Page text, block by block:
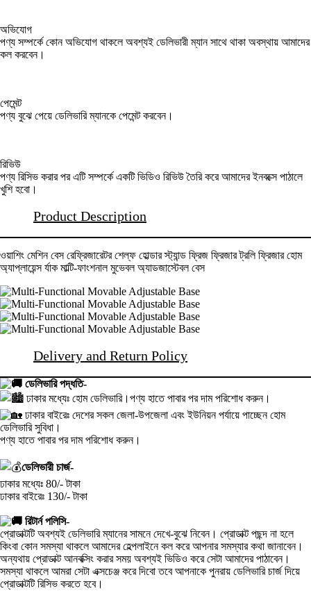
অভিযোগ
পণ্য সম্পর্কে কোন অভিযোগ থাকলে অবশ্যই ডেলিভারী ম্যান সাথে থাকা অবস্থায় আমাদের
কল করবেন।
পেমেন্ট
পণ্য বুঝে পেয়ে ডেলিভারি ম্যানকে পেমেন্ট করবেন।
রিভিউ
পণ্য রিসিভ করার পর এটি সম্পর্কে একটি ভিডিও রিভিউ তৈরি করে আমাদের ইনবক্সে পাঠালে
খুশি হবো।
Product Description
ওয়াশিং মেশিন বেস রেফ্রিজারেটর শেল্ফ হোল্ডার স্ট্যান্ড ফ্রিজ ফ্রিজার ট্রলি ফ্রিজার হোম
অ্যাপ্লায়েন্স র্যাক মাল্টি-ফাংশনাল মুভেবল অ্যাডজাস্টেবল বেস
Delivery and Return Policy
ডেলিভারি পদ্ধতি-
ঢাকার মধ্যেঃ হোম ডেলিভারি।পণ্য হাতে পাবার পর দাম পরিশোধ করুন।
ঢাকার বাইরেঃ দেশের সকল জেলা-উপজেলা এবং ইউনিয়ন পর্যায়ে পাচ্ছেন হোম
ডেলিভারি সুবিধা।
পণ্য হাতে পাবার পর দাম পরিশোধ করুন।
ডেলিভারী চার্জ-
ঢাকার মধ্যেঃ 80/- টাকা
ঢাকার বাইরেঃ 130/- টাকা
রিটার্ন পলিসি-
প্রোডাক্টটি অবশ্যই ডেলিভারি ম্যানের সামনে দেখে-বুঝে নিবেন। প্রোডাক্ট পছন্দ না হলে
কিংবা কোন সমস্যা থাকলে আমাদের হেল্পলাইনে কল করে আপনার সমস্যার কথা জানাবেন।
অন্যথায় প্রোডাক্ট আনবক্সিং করার সময় অবশ্যই ভিডিও করে সেটা আমাদের পাঠাবেন।
সমস্যা থাকলে আমরা সেটা এক্সচেঞ্জ করে দিবো তবে আপনাকে পুনরায় ডেলিভারি চার্জ দিয়ে
প্রোডাক্টটি রিসিভ করতে হবে।